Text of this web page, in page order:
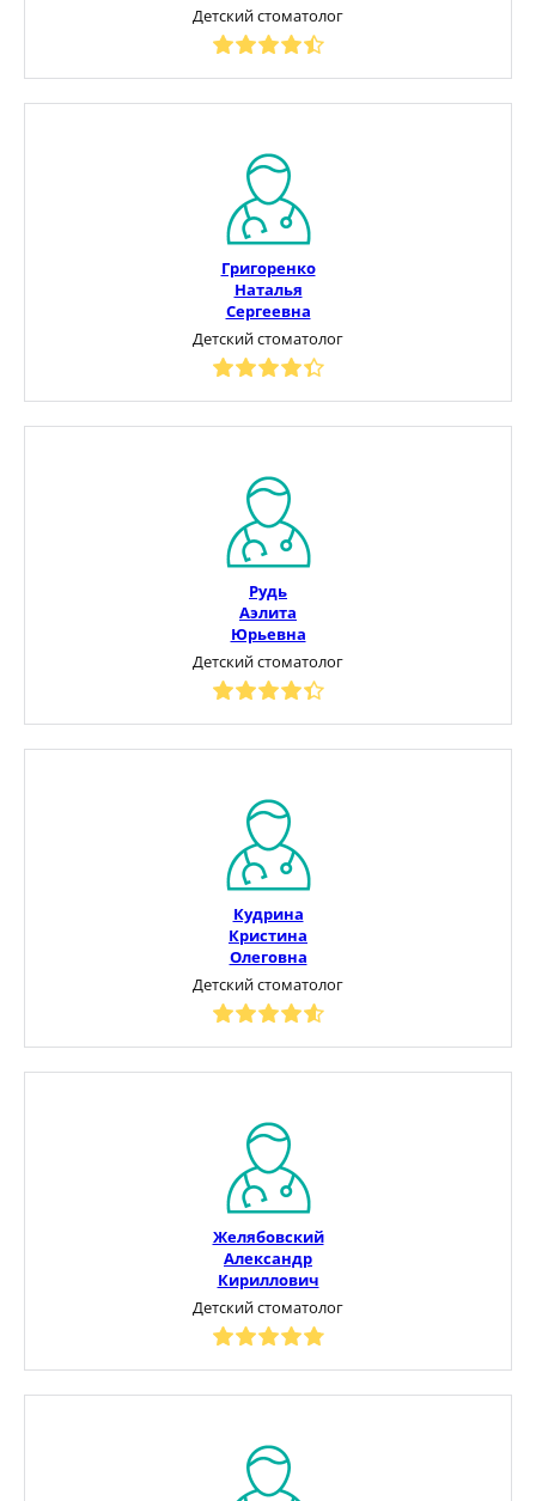
Детский стоматолог
Григоренко
Наталья
Сергеевна
Детский стоматолог
Рудь
Аэлита
Юрьевна
Детский стоматолог
Кудрина
Кристина
Олеговна
Детский стоматолог
Желябовский
Александр
Кириллович
Детский стоматолог